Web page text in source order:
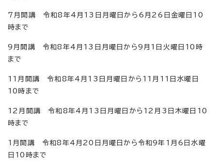
7月開講 令和8年4月13日月曜日から6月26日金曜日10
時まで
9月開講 令和8年4月13日月曜日から9月1日火曜日10時
まで
11月開講 令和8年4月13日月曜日から11月11日水曜日
10時まで
12月開講 令和8年4月13日月曜日から12月3日木曜日10
時まで
1月開講 令和8年4月20日月曜日から令和9年1月6日水曜
日10時まで